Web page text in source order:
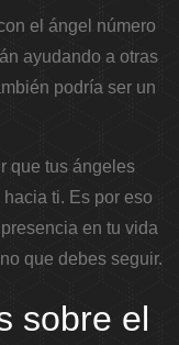
el ángel número
ayudando a otras
podría ser un
que tus ángeles
ti. Es por eso
en tu vida
que debes seguir.
sobre el